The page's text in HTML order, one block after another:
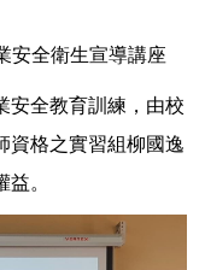
安全衛生宣導講座
安全教育訓練，由校
資格之實習組柳國逸
。